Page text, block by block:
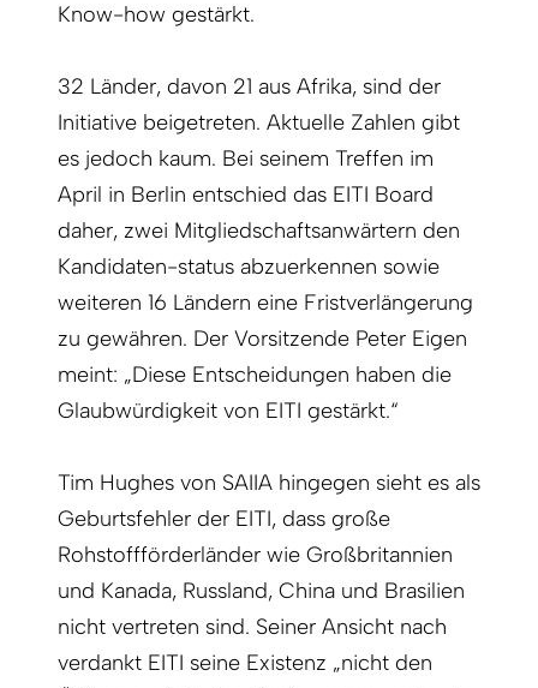
Know-how gestärkt.
32 Länder, davon 21 aus Afrika, sind der
Initiative beigetreten. Aktuelle Zahlen gibt
es jedoch kaum. Bei seinem Treffen im
April in Berlin entschied das EITI Board
daher, zwei Mitgliedschaftsanwärtern den
Kandidaten-status abzuerkennen sowie
weiteren 16 Ländern eine Fristverlängerung
zu gewähren. Der Vorsitzende Peter Eigen
meint: „Diese Entscheidungen haben die
Glaubwürdigkeit von EITI gestärkt.“
Tim Hughes von SAIIA hingegen sieht es als
Geburtsfehler der EITI, dass große
Rohstoffförderländer wie Großbritannien
und Kanada, Russland, China und Brasilien
nicht vertreten sind. Seiner Ansicht nach
verdankt EITI seine Existenz „nicht den